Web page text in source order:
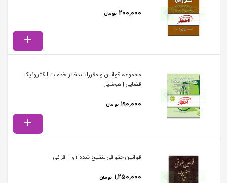
۲۰۰,۰۰۰ تومان
مجموعه قوانین و مقررات دفاتر خدمات الکترونیک
قضایی | هوشیار
۱۹۰,۰۰۰ تومان
قوانین حقوقی تنقیح شده آوا | قرائی
۱,۲۵۰,۰۰۰ تومان